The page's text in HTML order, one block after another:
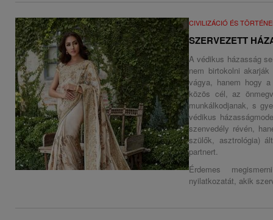
CIVILIZÁCIÓ ÉS
SZERVEZETT
A védikus házasság
nem birtokolni
vágya, hanem hogy
közös cél, az
munkálkodjanak, s
védikus
szenvedély révén,
szülők, asztrológia)
partnert.
Érdemes
nyilatkozatát, akik